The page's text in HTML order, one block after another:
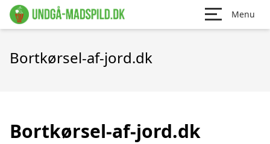
Menu
Bortkørsel-af-jord.dk
Bortkørsel-af-jord.dk